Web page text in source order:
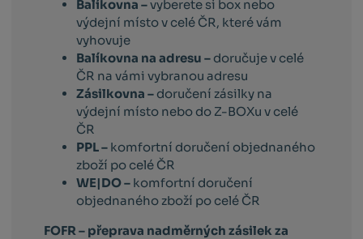
Balíkovna –vyberete si box nebo
výdejní místo v celé ČR, které vám
vyhovuje
Balíkovna na adresu – doručuje v celé
ČR na vámi vybranou adresu
Zásilkovna – doručení zásilky na
výdejní místo nebo do Z-BOXu v celé
ČR
PPL – komfortní doručení objednaného
zboží po celé ČR
WE|DO – komfortní doručení
objednaného zboží po celé ČR
FOFR – přeprava nadměrných zásilek za